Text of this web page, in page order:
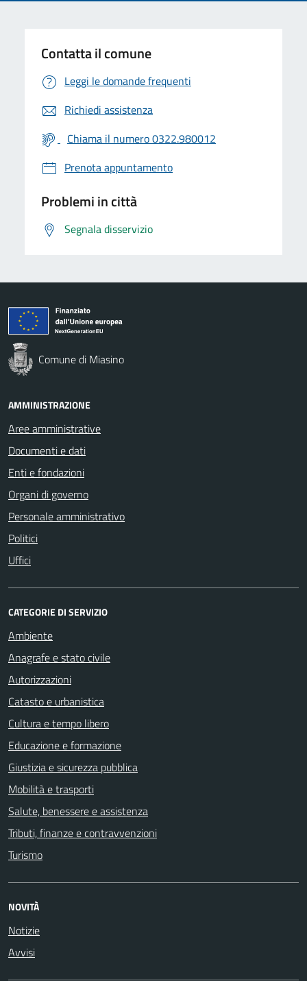
Contatta il comune
Leggi le domande frequenti
Richiedi assistenza
Chiama il numero 0322.980012
Prenota appuntamento
Problemi in città
Segnala disservizio
Comune di Miasino
AMMINISTRAZIONE
Aree amministrative
Documenti e dati
Enti e fondazioni
Organi di governo
Personale amministrativo
Politici
Uffici
CATEGORIE DI SERVIZIO
Ambiente
Anagrafe e stato civile
Autorizzazioni
Catasto e urbanistica
Cultura e tempo libero
Educazione e formazione
Giustizia e sicurezza pubblica
Mobilità e trasporti
Salute, benessere e assistenza
Tributi, finanze e contravvenzioni
Turismo
NOVITÀ
Notizie
Avvisi